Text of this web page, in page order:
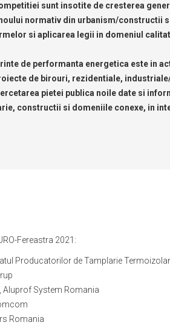
sunt insotite de cresterea
normativ din urbanism/constructii
si aplicarea legii in domeniul
de performanta energetica este in
de birouri, rezidentiale,
pietei publica noile date si
constructii si domeniile conexe, in
Fereastra 2021:
Producatorilor de Tamplarie
Aluprof System Romania
Romania